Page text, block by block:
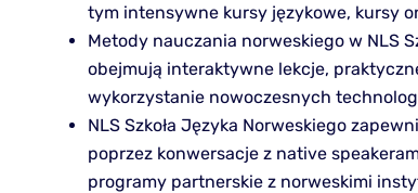
tym intensywne kursy językowe, kursy
Metody nauczania norweskiego w NLS
obejmują interaktywne lekcje,
wykorzystanie nowoczesnych
NLS Szkoła Języka Norweskiego
poprzez konwersacje z native
programy partnerskie z norweskimi